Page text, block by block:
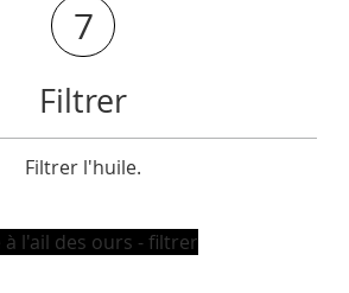
7
Filtrer
Filtrer l'huile.